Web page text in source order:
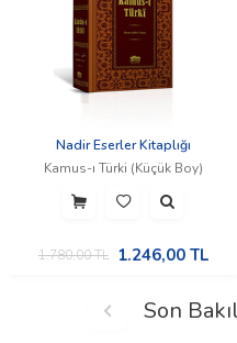
Nadir Eserler Kitaplığı
Kamus-ı Türki (Küçük Boy)
1.780,00TL 1.246,00TL
Son